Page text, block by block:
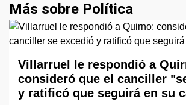
Más sobre Política
Villarruel le respondió a
consideró que el canciller
y ratificó que seguirá en su